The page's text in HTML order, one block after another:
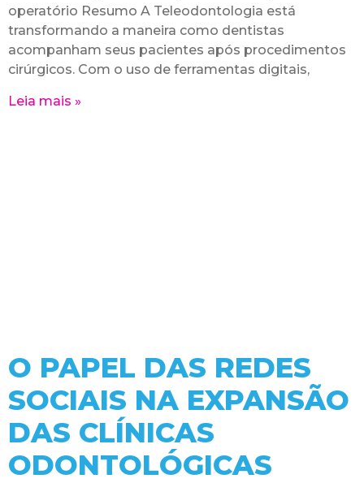
operatório Resumo A Teleodontologia está
transformando a maneira como dentistas
acompanham seus pacientes após procedimentos
cirúrgicos. Com o uso de ferramentas digitais,
Leia mais »
O PAPEL DAS REDES
SOCIAIS NA EXPANSÃO
DAS CLÍNICAS
ODONTOLÓGICAS